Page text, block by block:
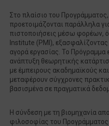
Στο πλαίσιο του
προετοιμάζονται παράλληλα
πιστοποιήσεις μέσω φορέων,
Institute (PMI),
αγορά εργασίας. Το Πρόγραμμα
ανάπτυξη θεωρητικής
με έμπειρους ακαδημαϊκούς
μεταφέρουν σύγχρονες
βασισμένα σε πραγματικά
Η σύνδεση με τη βιομηχανία
φιλοσοφίας του